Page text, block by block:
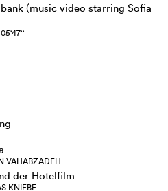
(music video starring Sofia
VAHABZADEH
der Hotelfilm
KNIEBE